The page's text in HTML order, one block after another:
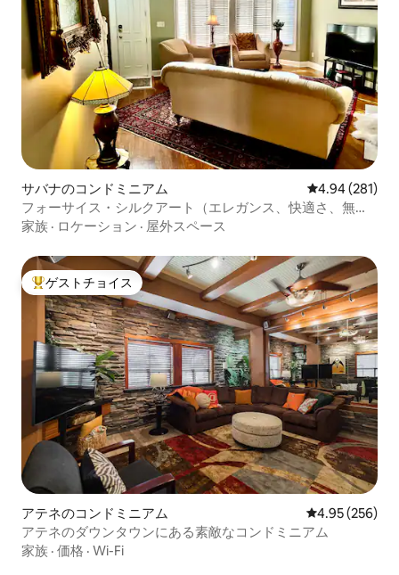
サバナのコンドミニアム レビュー281
4.94 (281)
フォーサイス・シルクアート（エレガンス、快適さ、無料
駐車場）
家族 · ロケーション · 屋外スペース
大好評のゲストチョイスです。
ゲストチョイス
アテネのコンドミニアム レビュー256
4.95 (256)
アテネのダウンタウンにある素敵なコンドミニアム
家族 · 価格 · Wi-Fi